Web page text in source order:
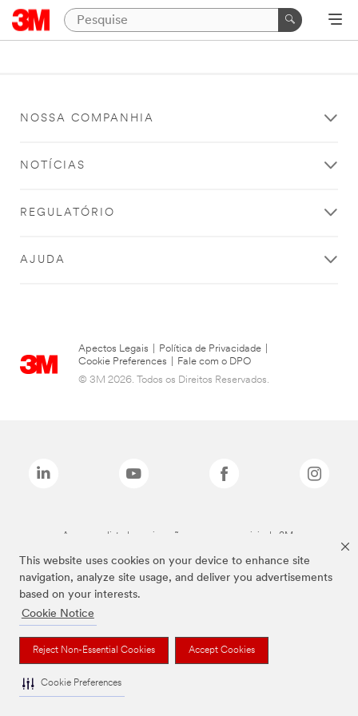
This website uses cookies on your device to enhance site
navigation, analyze site usage, and deliver you advertisements
based on your interests.
Cookie Notice
Reject Non-Essential Cookies Accept Cookies
Cookie Preferences
NOSSA COMPANHIA
NOTÍCIAS
REGULATÓRIO
AJUDA
Apectos Legais Política de Privacidade
Cookie Preferences
Fale com o DPO
© 3M 2026. Todos os Direitos Reservados.
As marcas listadas a cima são marcas comerciais da 3M.